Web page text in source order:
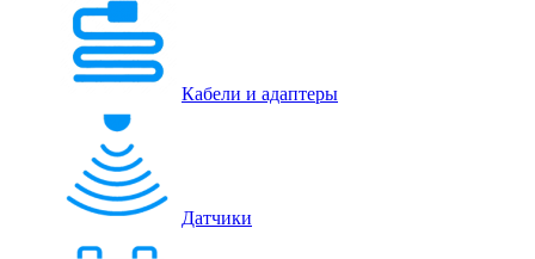
Кабели и адаптеры
Датчики